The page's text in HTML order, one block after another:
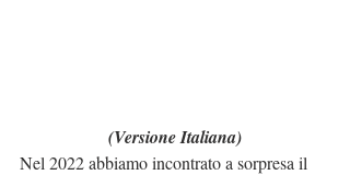
(Versione Italiana)
Nel 2022 abbiamo incontrato a sorpresa il